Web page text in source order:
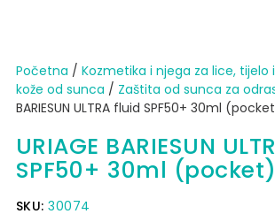
Početna / Kozmetika i njega za lice, tijelo
kože od sunca​ / Zaštita od sunca za
BARIESUN ULTRA fluid SPF50+ 30ml
URIAGE BARIESUN
SPF50+ 30ml (pocket)
SKU:30074